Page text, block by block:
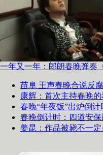
一年又一年：郎朗春晚弹奏
苗阜 王声春晚合说反
康辉：首次主持春晚
春晚“年夜饭”出炉倒计
春晚倒计时：四道安
姜昆：作品被毙不一